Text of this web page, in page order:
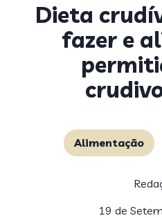
Dieta
fazer e
Alimentação
19 de